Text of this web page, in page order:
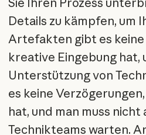
Details zu kämpfen, um
Artefakten gibt es keine
kreative Eingebung hat,
Unterstützung von
es keine
hat, und man muss
Technikteams warten.